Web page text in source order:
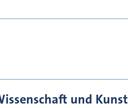
und Kunst